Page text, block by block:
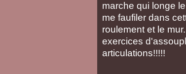
marche qui longe
me faufiler dans
roulement et le
exercices
articulations!!!!!